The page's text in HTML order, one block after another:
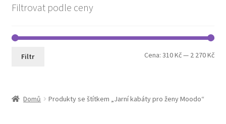
menu
Filtrovat podle ceny
Filtr Cena:310 Kč— 2 270 Kč
Domů Produkty se štítkem „Jarní kabáty pro ženy Moodo“